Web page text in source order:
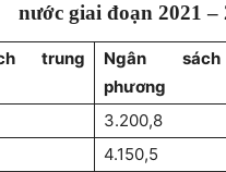
nước giai đoạn 2021 –
trung
Ngân sách
phương
3.200,8
4.150,5